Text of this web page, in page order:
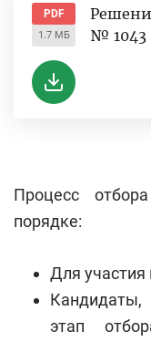
PDF
1.7 МБ
№ 1043
Процесс
порядке:
Для участия
этап